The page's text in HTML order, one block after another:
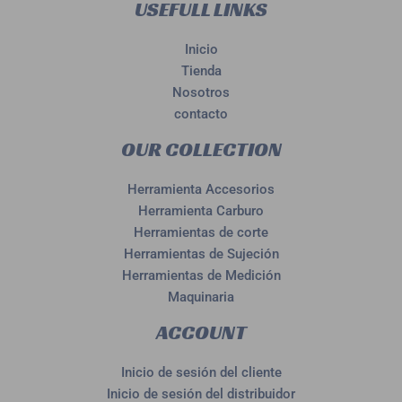
USEFULL LINKS
Inicio
Tienda
Nosotros
contacto
OUR COLLECTION
Herramienta Accesorios
Herramienta Carburo
Herramientas de corte
Herramientas de Sujeción
Herramientas de Medición
Maquinaria
ACCOUNT
Inicio de sesión del cliente
Inicio de sesión del distribuidor